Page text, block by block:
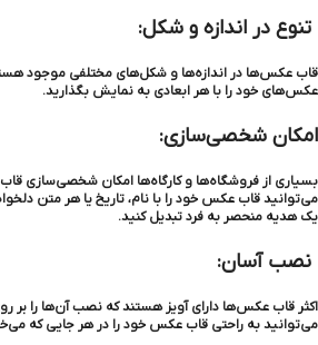
تنوع در اندازه و شکل:
قاب عکس‌ها در اندازه‌ها و شکل‌های مختلفی موجود
عکس‌های خود را با هر ابعادی به نمایش بگذارید.
امکان شخصی‌سازی:
بسیاری از فروشگاه‌ها و کارگاه‌ها امکان شخصی‌سازی
می‌توانید قاب عکس خود را با نام، تاریخ یا هر متن
یک هدیه منحصر به فرد تبدیل کنید.
نصب آسان:
اکثر قاب عکس‌ها دارای آویز هستند که نصب آن‌ها را بر
می‌توانید به راحتی قاب عکس خود را در هر جایی که